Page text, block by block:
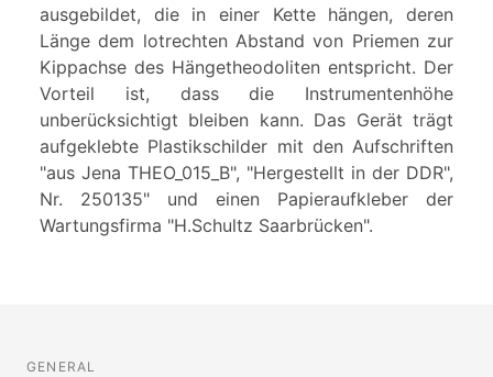
ausgebildet, die in einer Kette hängen, deren
Länge dem lotrechten Abstand von Priemen zur
Kippachse des Hängetheodoliten entspricht. Der
Vorteil ist, dass die Instrumentenhöhe
unberücksichtigt bleiben kann. Das Gerät trägt
aufgeklebte Plastikschilder mit den Aufschriften
"aus Jena THEO_015_B", "Hergestellt in der DDR",
Nr. 250135" und einen Papieraufkleber der
Wartungsfirma "H.Schultz Saarbrücken".
GENERAL